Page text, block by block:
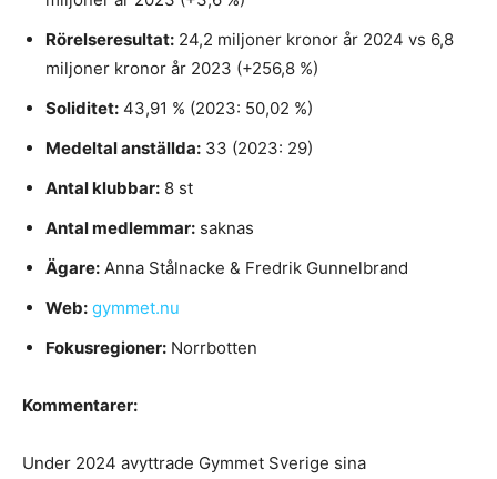
Rörelseresultat: 24,2 miljoner kronor år 2024 vs 6,8
miljoner kronor år 2023 (+256,8 %)
Soliditet: 43,91 % (2023: 50,02 %)
Medeltal anställda: 33 (2023: 29)
Antal klubbar: 8 st
Antal medlemmar: saknas
Ägare: Anna Stålnacke & Fredrik Gunnelbrand
Web: gymmet.nu
Fokusregioner: Norrbotten
Kommentarer:
Under 2024 avyttrade Gymmet Sverige sina